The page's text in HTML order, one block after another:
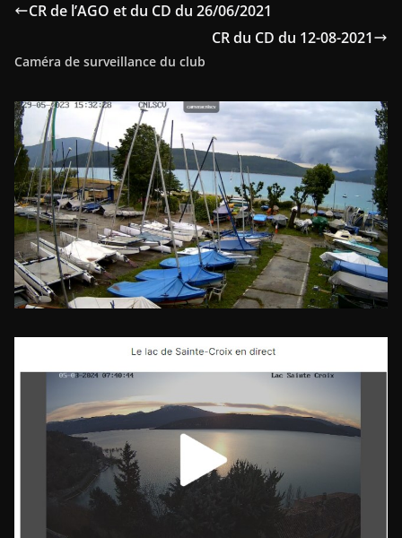
CR de l’AGO et du CD du 26/06/2021
CR du CD du 12-08-2021
Caméra de surveillance du club